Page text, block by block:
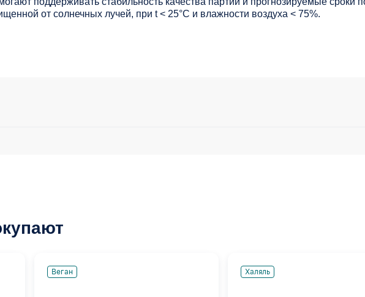
от солнечных лучей, при t < 25°С и влажности воздуха < 75%.
Веган Халяль